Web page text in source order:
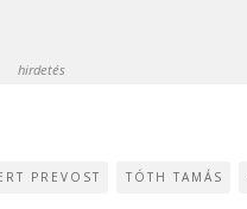
hirdetés
PREVOST TÓTH TAMÁS